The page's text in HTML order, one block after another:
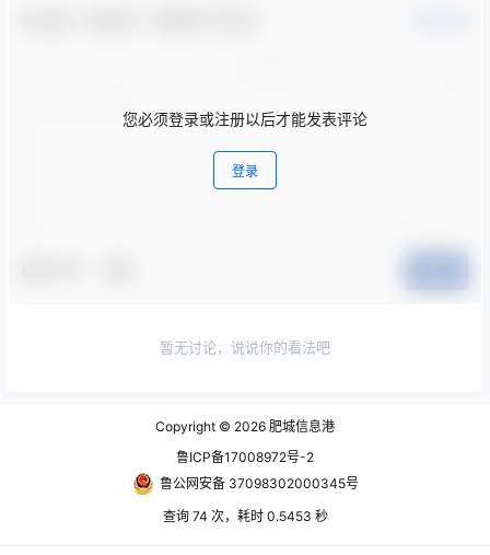
您必须登录或注册以后才能发表评论
登录
暂无讨论，说说你的看法吧
Copyright © 2026 肥城信息港
鲁ICP备17008972号-2
鲁公网安备 37098302000345号
查询 74 次，耗时 0.5453 秒